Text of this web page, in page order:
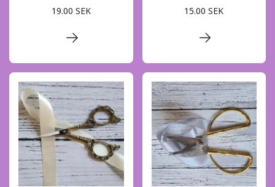
19.00 SEK
15.00 SEK